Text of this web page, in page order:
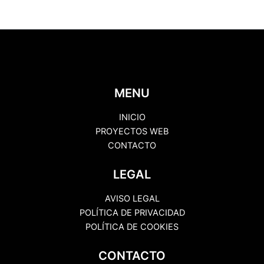
MENU
INICIO
PROYECTOS WEB
CONTACTO
LEGAL
AVISO LEGAL
POLÍTICA DE PRIVACIDAD
POLÍTICA DE COOKIES
CONTACTO